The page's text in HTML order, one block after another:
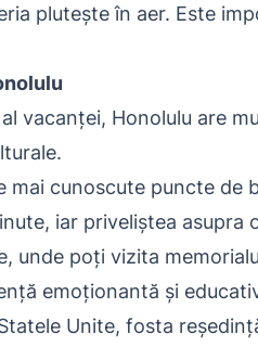
plutește în aer. Este
vacanței, Honolulu are
mai cunoscute puncte de
iar priveliștea asupra
unde poți vizita
emoționantă și
Unite, fosta